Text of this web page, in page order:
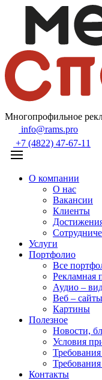
Многопрофильное
info@rams.pro
+7 (4822) 47-67-11
О компании
О нас
Вакансии
Клиенты
Услуги
Портфолио
Все
Рекламная
Аудио –
Веб – сайты
Картины
Полезное
Новости,
Условия
Контакты